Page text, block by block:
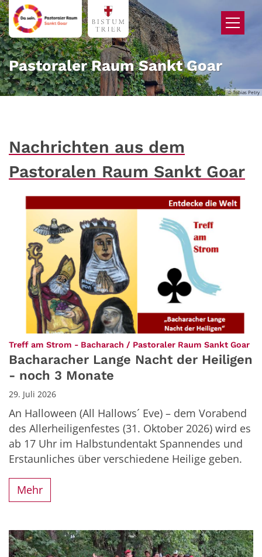
Zum Inhalt springen
© Tobias Petry
Pastoraler Raum Sankt Goar
Nachrichten aus dem
Pastoralen Raum Sankt Goar
Treff am Strom - Bacharach / Pastoraler Raum Sankt Goar:
Bacharacher Lange Nacht der Heiligen
- noch 3 Monate
29. Juli 2026
An Halloween (All Hallows´ Eve) – dem Vorabend
des Allerheiligenfestes (31. Oktober 2026) wird es
ab 17 Uhr im Halbstundentakt Spannendes und
Erstaunliches über verschiedene Heilige geben.
Mehr